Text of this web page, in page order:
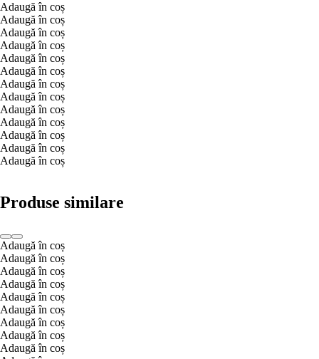
Adaugă în coș
Adaugă în coș
Adaugă în coș
Adaugă în coș
Adaugă în coș
Adaugă în coș
Adaugă în coș
Adaugă în coș
Adaugă în coș
Adaugă în coș
Adaugă în coș
Adaugă în coș
Adaugă în coș
Produse similare
Adaugă în coș
Adaugă în coș
Adaugă în coș
Adaugă în coș
Adaugă în coș
Adaugă în coș
Adaugă în coș
Adaugă în coș
Adaugă în coș